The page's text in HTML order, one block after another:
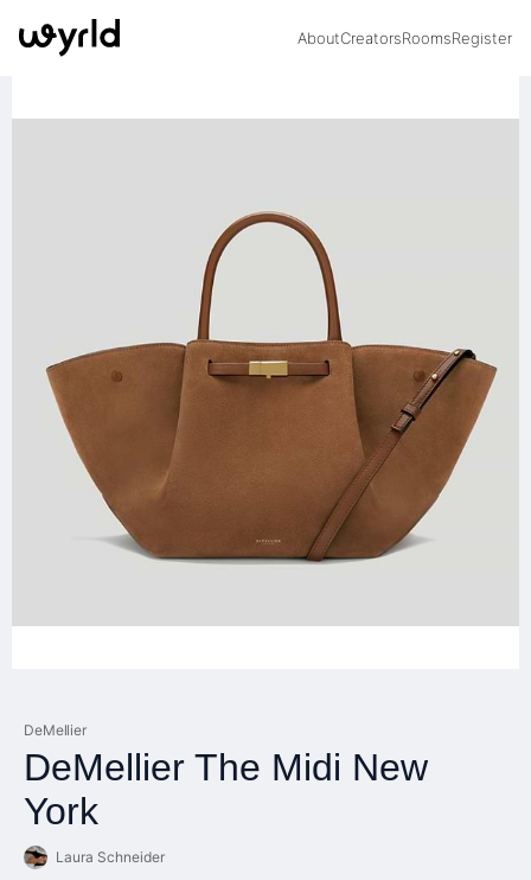
AboutCreatorsRoomsRegister
DeMellier
DeMellier The Midi New
York
Laura Schneider